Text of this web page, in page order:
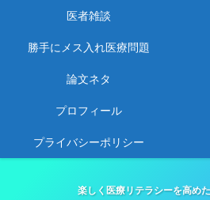
楽しく医療リテラシーを高め
医者雑談
勝手にメス入れ医療問題
論文ネタ
プロフィール
プライバシーポリシー